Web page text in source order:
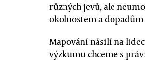
různých jevů, ale
okolnostem a
Mapování násilí na
výzkumu chceme s